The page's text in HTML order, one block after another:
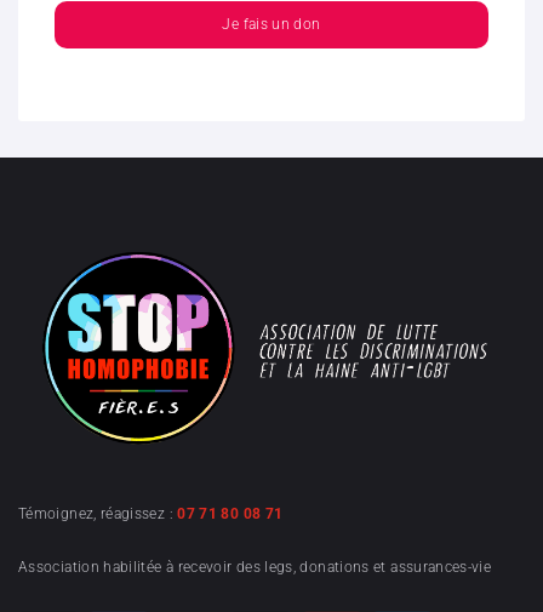
Je fais un don
Témoignez, réagissez :07 71 80 08 71
Association habilitée à recevoir des legs, donations et assurances-vie